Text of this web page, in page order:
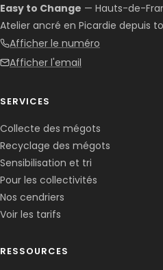
Easy to Change — Hauts-de-
Atelier ancré en Picardie depuis
Afficher le numéro
Afficher l'email
SERVICES
Collecte des mégots
Recyclage des mégots
Sensibilisation et tri
Pour les collectivités
Nos cendriers
Voir les tarifs
RESSOURCES